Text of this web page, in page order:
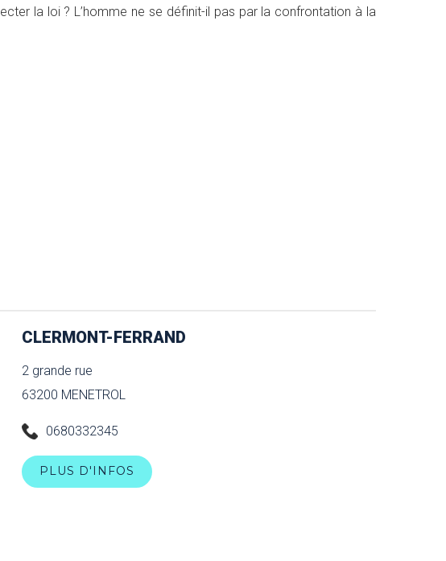
la loi ? L’homme ne se définit-il pas par la confrontation à la
CLERMONT-FERRAND
2 grande rue
63200 MENETROL
0680332345
PLUS D'INFOS